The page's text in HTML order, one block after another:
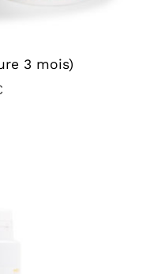
3 mois)